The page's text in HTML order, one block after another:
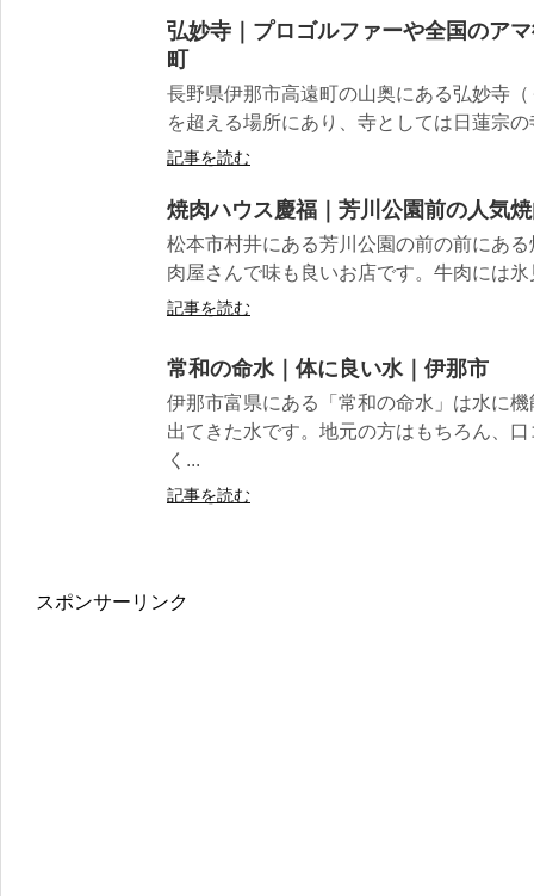
弘妙寺｜プロゴルファーや全国のア
町
長野県伊那市高遠町の山奥にある弘妙寺
を超える場所にあり、寺としては日蓮宗
記事を読む
焼肉ハウス慶福｜芳川公園前の人気
松本市村井にある芳川公園の前の前にあ
肉屋さんで味も良いお店です。牛肉には
記事を読む
常和の命水｜体に良い水｜伊那市
伊那市富県にある「常和の命水」は水に
出てきた水です。地元の方はもちろん、
く...
記事を読む
スポンサーリンク